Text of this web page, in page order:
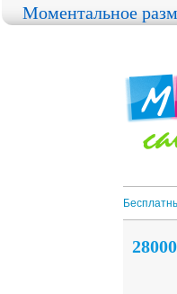
Моментальное